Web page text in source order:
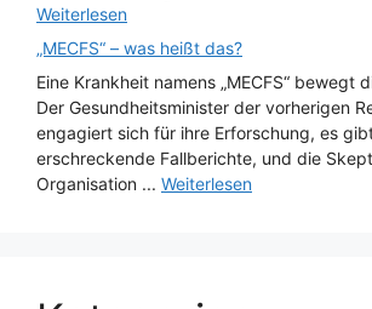
Weiterlesen
„MECFS“ – was heißt das?
Eine Krankheit namens „MECFS“ bewegt
Der Gesundheitsminister der vorherigen
engagiert sich für ihre Erforschung, es
erschreckende Fallberichte, und die
Organisation ... Weiterlesen